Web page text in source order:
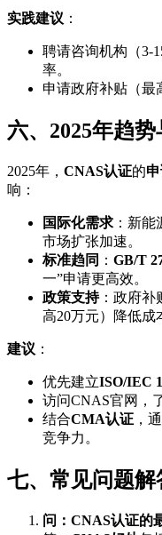
实践建议 ：
聘请咨询机构（3-
率。
申请政府补贴（最
六、2025年趋
2025年， CNAS认证的
响：
国际化需求 ：新
市场扩张加速。
标准趋同 ： GB/T
一”申请更高效。
政策支持：政府补
高20万元）降低成
建议 ：
优先建立ISO/IEC
访问CNAS官网，
结合CMA认证 ，
竞争力。
七、常见问题解
问：CNAS认证的